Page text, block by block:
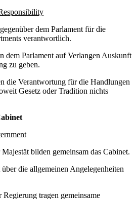
dem Parlament für die
verantwortlich.
dem Parlament auf Verlangen Auskunft
zu geben.
die Verantwortung für die Handlungen
Gesetz oder Tradition nichts
bilden gemeinsam das Cabinet.
die allgemeinen Angelegenheiten
tragen gemeinsame